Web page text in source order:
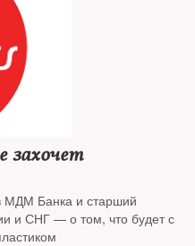
захочет
МДМ Банка и старший
и СНГ — о том, что будет с